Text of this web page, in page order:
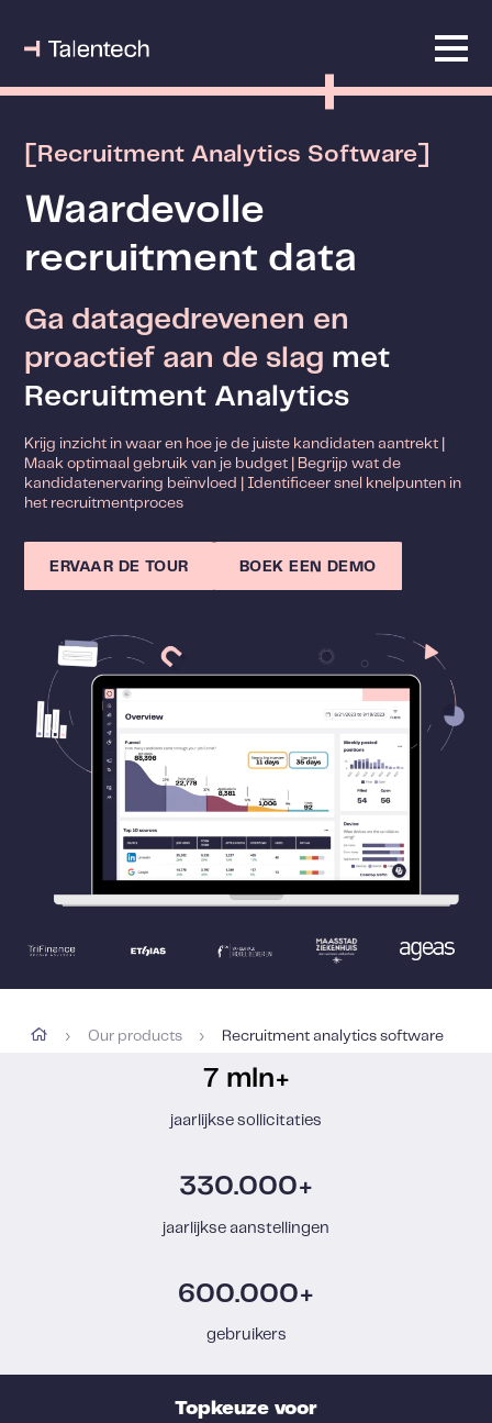
[Recruitment Analytics Software]
Waardevolle
recruitment data
Ga datagedrevenen en
proactief aan de slag met
Recruitment Analytics
Krijg inzicht in waar en hoe je de juiste kandidaten aantrekt |
Maak optimaal gebruik van je budget | Begrijp wat de
kandidatenervaring beïnvloed | Identificeer snel knelpunten in
het recruitmentproces
ERVAAR DE TOUR BOEK EEN DEMO
› Our products › Recruitment analytics software
7 mln+
jaarlijkse sollicitaties
330.000+
jaarlijkse aanstellingen
600.000+
gebruikers
Topkeuze voor